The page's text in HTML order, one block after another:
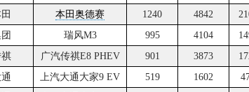
本田奥德赛 1240 4842
瑞风M3 995 4104
广汽传祺E8 PHEV 901 3873
上汽大通大家9 EV 519 1602